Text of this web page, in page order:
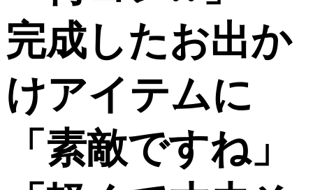
完成したお出か
けアイテムに
「素敵ですね」